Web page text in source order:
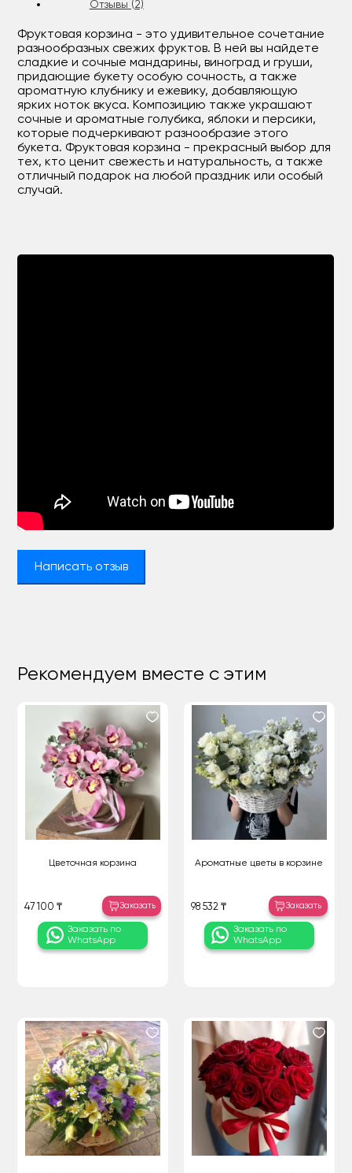
Отзывы (2)
Фруктовая корзина - это удивительное сочетание
разнообразных свежих фруктов. В ней вы найдете
сладкие и сочные мандарины, виноград и груши,
придающие букету особую сочность, а также
ароматную клубнику и ежевику, добавляющую
ярких ноток вкуса. Композицию также украшают
сочные и ароматные голубика, яблоки и персики,
которые подчеркивают разнообразие этого
букета. Фруктовая корзина - прекрасный выбор для
тех, кто ценит свежесть и натуральность, а также
отличный подарок на любой праздник или особый
случай.
Написать отзыв
Рекомендуем вместе с этим
Цветочная корзина
47 100 ₸ Заказать
Заказать по
WhatsApp
Ароматные цветы в корзине
98 532 ₸ Заказать
Заказать по
WhatsApp